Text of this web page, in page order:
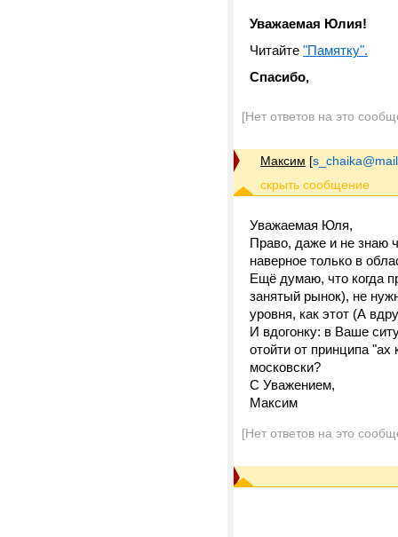
Уважаемая Юлия!
Читайте "Памятку".
Спасибо,
[Нет ответов на это
Максим [
Уважаемая Юля,
Право, даже и не знаю
наверное только в
Ещё думаю, что когда
занятый рынок), не
уровня, как этот (А
И вдогонку: в Ваше
отойти от принципа "ах
московски?
С Уважением,
Максим
[Нет ответов на это